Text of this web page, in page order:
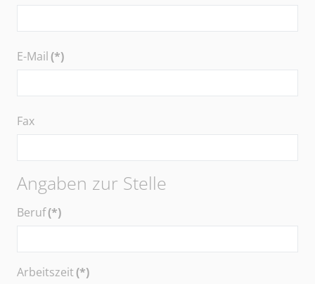
E-Mail(*)
Fax
Angaben zur Stelle
Beruf(*)
Arbeitszeit(*)